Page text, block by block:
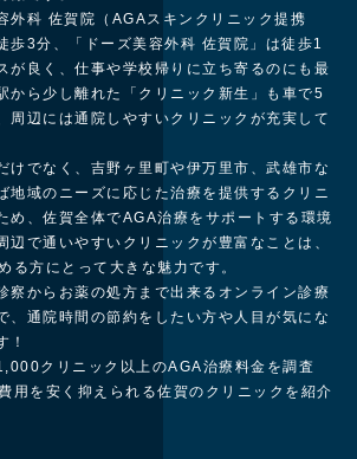
外科 佐賀院（AGAスキンクリニック提携
歩3分、「ドーズ美容外科 佐賀院」は徒歩1
が良く、仕事や学校帰りに立ち寄るのにも最
から少し離れた「クリニック新生」も車で5
周辺には通院しやすいクリニックが充実して
けでなく、吉野ヶ里町や伊万里市、武雄市な
地域のニーズに応じた治療を提供するクリニ
め、佐賀全体でAGA治療をサポートする環境
辺で通いやすいクリニックが豊富なことは、
る方にとって大きな魅力です。
察からお薬の処方まで出来るオンライン診療
、通院時間の節約をしたい方や人目が気にな
！
クリニック以上のAGA治療料金を調査
用を安く抑えられる佐賀のクリニックを紹介